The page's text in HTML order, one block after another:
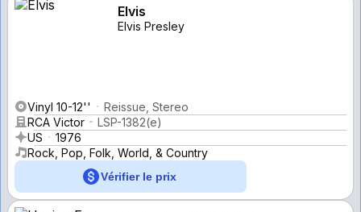
Elvis
Elvis Presley
Vinyl 10-12''
Reissue, Stereo
RCA Victor
LSP-1382(e)
US
1976
Rock, Pop, Folk, World, & Country
Vérifier le prix